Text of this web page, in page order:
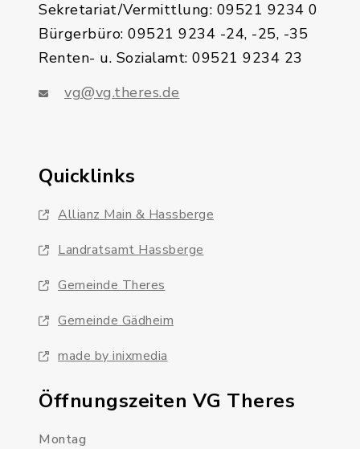
Sekretariat/Vermittlung: 09521 9234 0
Bürgerbüro: 09521 9234 -24, -25, -35
Renten- u. Sozialamt: 09521 9234 23
vg@vg.theres.de
Quicklinks
Allianz Main & Hassberge
Landratsamt Hassberge
Gemeinde Theres
Gemeinde Gädheim
made by inixmedia
Öffnungszeiten VG Theres
Montag